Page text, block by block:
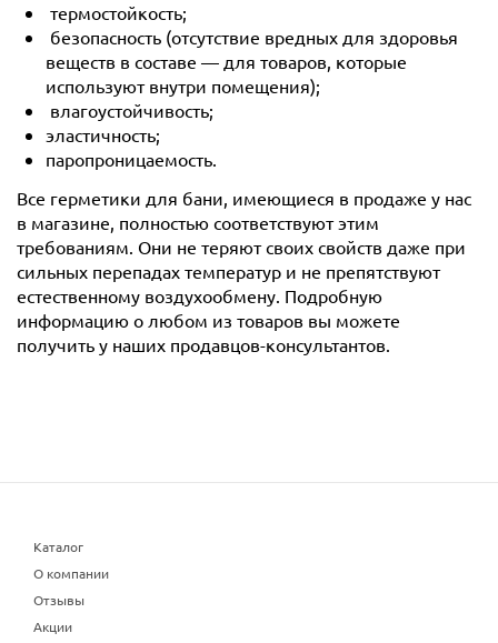
термостойкость;
безопасность (отсутствие вредных для здоровья
веществ в составе — для товаров, которые
используют внутри помещения);
влагоустойчивость;
эластичность;
паропроницаемость.
Все герметики для бани, имеющиеся в продаже у нас
в магазине, полностью соответствуют этим
требованиям. Они не теряют своих свойств даже при
сильных перепадах температур и не препятствуют
естественному воздухообмену. Подробную
информацию о любом из товаров вы можете
получить у наших продавцов-консультантов.
Каталог
О компании
Отзывы
Акции